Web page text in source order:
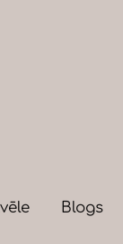
Blogs